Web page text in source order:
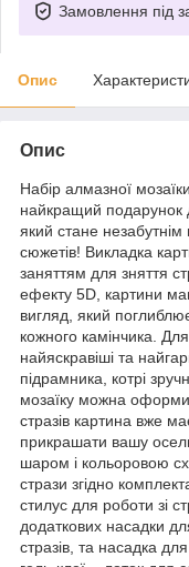
Замовлення під
Опис
Опис
Набір алмазної
найкращий подарунок
який стане
сюжетів! Викладка
заняттям для зняття
ефекту 5D, картини
вигляд, який
кожного камінчика.
найяскравіші та
підрамника, котрі
мозаїку можна
стразів картина вже
прикрашати вашу
шаром і кольоровою
стрази згідно
стилус для роботи зі
додаткових насадки
стразів, та насадка